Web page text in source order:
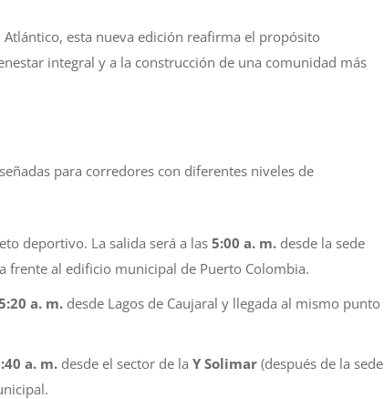
esta nueva edición reafirma el propósito
integral y a la construcción de una comunidad más
para corredores con diferentes niveles de
deportivo. La salida será a las5:00 a. m. desde la sede
frente al edificio municipal de Puerto Colombia.
a. m. desde Lagos de Caujaral y llegada al mismo punto
a. m. desde el sector de laY Solimar (después de la sede